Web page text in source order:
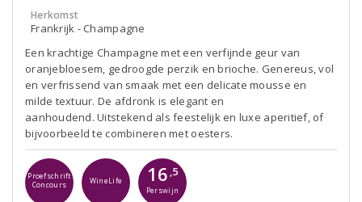
Herkomst
Frankrijk - Champagne
Een krachtige Champagne met een verfijnde geur van
oranjebloesem, gedroogde perzik en brioche. Genereus, vol
en verfrissend van smaak met een delicate mousse en
milde textuur. De afdronk is elegant en
aanhoudend. Uitstekend als feestelijk en luxe aperitief, of
bijvoorbeeld te combineren met oesters.
Proefschrift
Concours
WineLife 16 ,5
Perswijn